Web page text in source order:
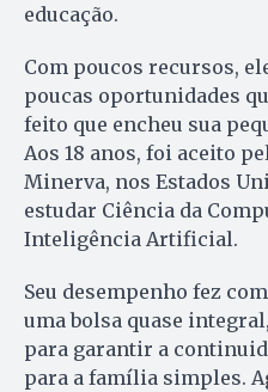
educação.
Com poucos recursos,
poucas oportunidades
feito que encheu sua
Aos 18 anos, foi aceito
Minerva, nos Estados
estudar Ciência da
Inteligência Artificial.
Seu desempenho fez
uma bolsa quase
para garantir a
para a família simples.